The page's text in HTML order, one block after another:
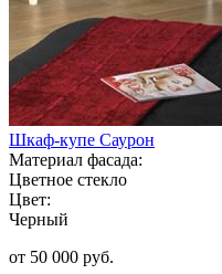
Шкаф-купе Саурон
Материал фасада:
Цветное стекло
Цвет:
Черный
от 50 000 руб.